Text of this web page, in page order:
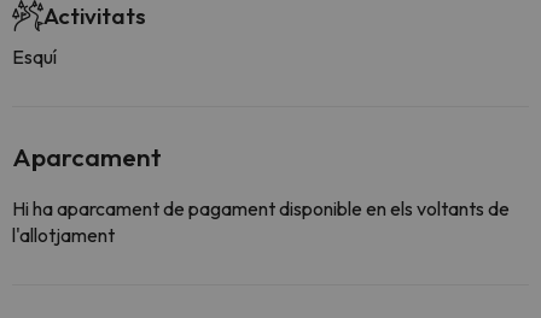
Activitats
Esquí
Aparcament
Hi ha aparcament de pagament disponible en els voltants de
l'allotjament